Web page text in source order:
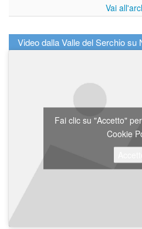
Vai
Video dalla Valle del Serchio su
Fai clic su "Accetto"
Cookie